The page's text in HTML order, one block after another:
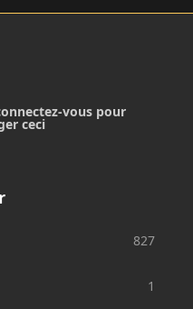
vous pour
ceci
827
1